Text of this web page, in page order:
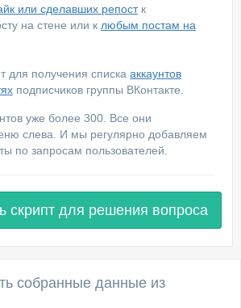
или сделавших репостк
на стене или к любым постам на
для получения списка аккаунтов
подписчиков группы ВКонтакте.
уже более 300. Все они
слева. И мы регулярно добавляем
по запросам пользователей.
скрипт для решения вопроса
собранные данные из